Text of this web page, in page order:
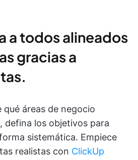
a todos alineados
gracias a
qué áreas de negocio
defina los objetivos para
sistemática. Empiece
realistas con ClickUp